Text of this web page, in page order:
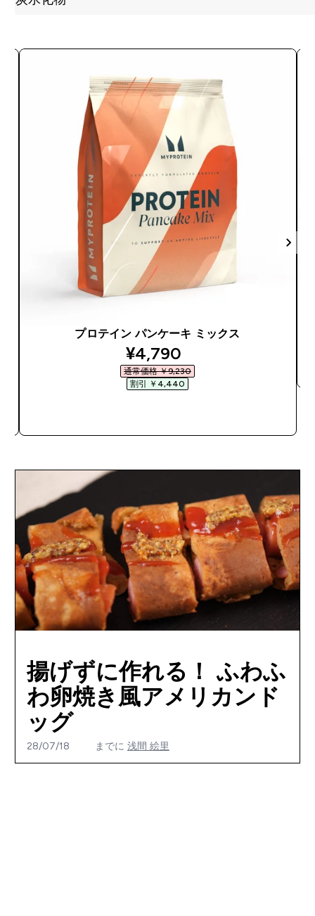
プロテイン パンケーキ ミックス
discounted price
¥4,790‎
通常価格 ￥9,230‎
割引 ￥4,440‎
揚げずに作れる！ ふわふ
わ卵焼き風アメリカンド
ッグ
28/07/18 までに 浅間 絵里